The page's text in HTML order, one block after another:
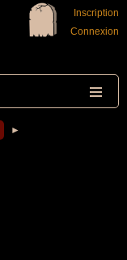
Inscription
Connexion
►